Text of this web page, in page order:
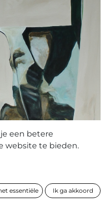
een betere
website te bieden.
essentiële Ik ga akkoord